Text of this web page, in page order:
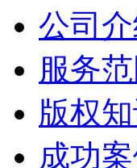
公司
服务范
版权
成功案